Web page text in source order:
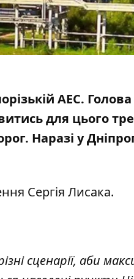
АЕС. Голова
для цього
Наразі у
Сергія Лисака.
сценарії, аби